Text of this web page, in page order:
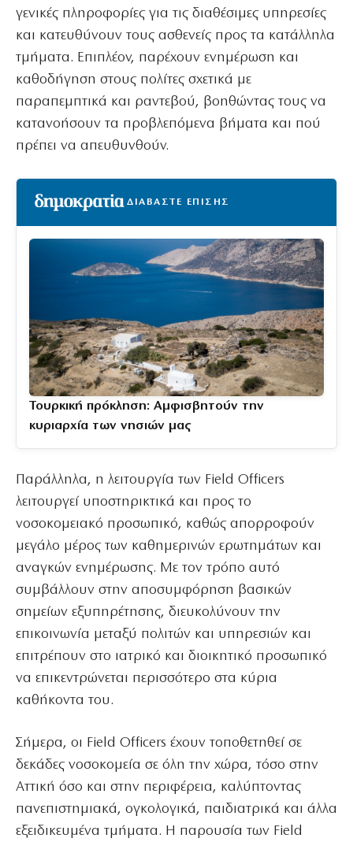
γενικές πληροφορίες για τις διαθέσιμες υπηρεσίες
και κατευθύνουν τους ασθενείς προς τα κατάλληλα
τμήματα. Επιπλέον, παρέχουν ενημέρωση και
καθοδήγηση στους πολίτες σχετικά με
παραπεμπτικά και ραντεβού, βοηθώντας τους να
κατανοήσουν τα προβλεπόμενα βήματα και πού
πρέπει να απευθυνθούν.
ΔΙΑΒΑΣΤΕ ΕΠΙΣΗΣ
Τουρκική πρόκληση: Αμφισβητούν την
κυριαρχία των νησιών μας
Παράλληλα, η λειτουργία των Field Officers
λειτουργεί υποστηρικτικά και προς το
νοσοκομειακό προσωπικό, καθώς απορροφούν
μεγάλο μέρος των καθημερινών ερωτημάτων και
αναγκών ενημέρωσης. Με τον τρόπο αυτό
συμβάλλουν στην αποσυμφόρηση βασικών
σημείων εξυπηρέτησης, διευκολύνουν την
επικοινωνία μεταξύ πολιτών και υπηρεσιών και
επιτρέπουν στο ιατρικό και διοικητικό προσωπικό
να επικεντρώνεται περισσότερο στα κύρια
καθήκοντα του.
Σήμερα, οι Field Officers έχουν τοποθετηθεί σε
δεκάδες νοσοκομεία σε όλη την χώρα, τόσο στην
Αττική όσο και στην περιφέρεια, καλύπτοντας
πανεπιστημιακά, ογκολογικά, παιδιατρικά και άλλα
εξειδικευμένα τμήματα. Η παρουσία των Field